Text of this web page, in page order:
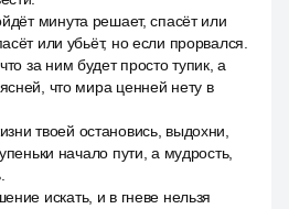
минута решает, спасёт или
или убьёт, но если прорвался.
за ним будет просто тупик, а
что мира ценней нету в
твоей остановись, выдохни,
начало пути, а мудрость,
искать, и в гневе нельзя